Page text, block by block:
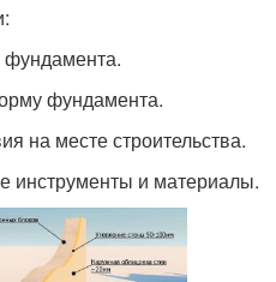
фундамента.
на месте строительства.
инструменты и материалы.